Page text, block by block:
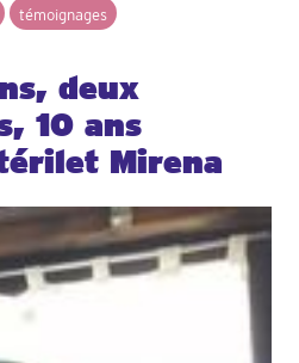
témoignages
deux
10 ans
Mirena